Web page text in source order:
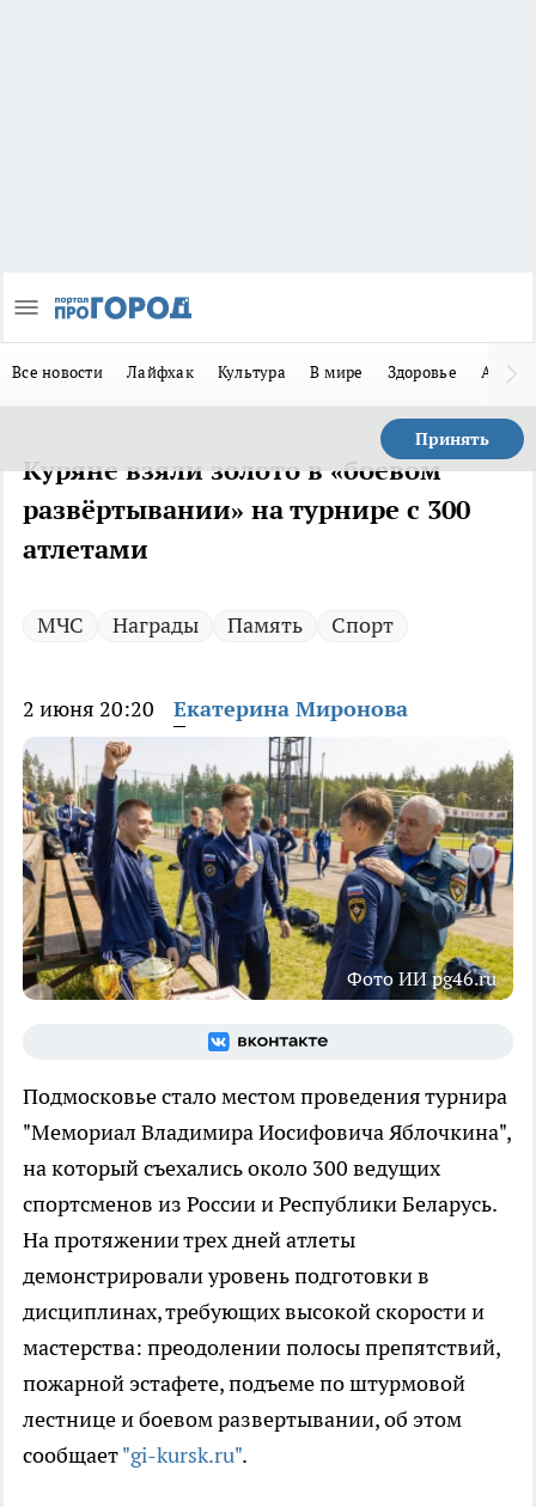
Все новости Лайфхак Культура В мире Здоровье Авто
Принять
Куряне взяли золото в «боевом
развёртывании» на турнире с 300
атлетами
МЧС Награды Память Спорт
2 июня 20:20 Екатерина Миронова
Фото ИИ pg46.ru
Подмосковье стало местом проведения турнира
"Мемориал Владимира Иосифовича Яблочкина",
на который съехались около 300 ведущих
спортсменов из России и Республики Беларусь.
На протяжении трех дней атлеты
демонстрировали уровень подготовки в
дисциплинах, требующих высокой скорости и
мастерства: преодолении полосы препятствий,
пожарной эстафете, подъеме по штурмовой
лестнице и боевом развертывании, об этом
сообщает"gi-kursk.ru".